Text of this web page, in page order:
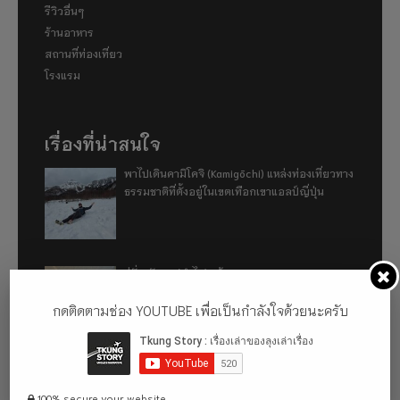
รีวิวอื่นๆ
ร้านอาหาร
สถานที่ท่องเที่ยว
โรงแรม
เรื่องที่น่าสนใจ
พาไปเดินคามิโคจิ (Kamigōchi) แหล่งท่องเที่ยวทาง
ธรรมชาติที่ตั้งอยู่ในเขตเทือกเขาแอลป์ญี่ปุ่น
อู่ฮั่น ฉันมา (ทำไม) แล้ว 2024
รีวิว 1 ปีกับการใช้รถไฟฟ้า ora good cat ultra
กดติดตามช่อง YOUTUBE เพื่อเป็นกำลังใจด้วยนะครับ